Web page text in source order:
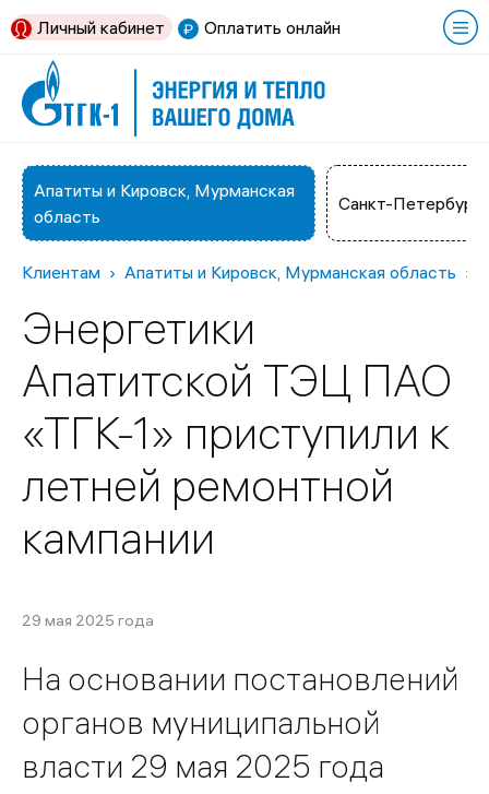
Оплатить онлайн
Личный кабинет
Санкт-Петербург
Апатиты и Кировск, Мурманская
область
Клиентам Апатиты и Кировск, Мурманская область
Энергетики
Апатитской ТЭЦ ПАО
«ТГК-1» приступили к
летней ремонтной
кампании
29 мая 2025 года
На основании постановлений
органов муниципальной
власти 29 мая 2025 года